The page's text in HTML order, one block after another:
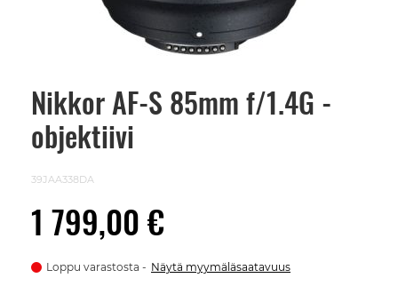
Nikkor AF-S 85mm f/1.4G -
objektiivi
39JAA338DA
1 799,00 €
Loppu varastosta Näytä myymäläsaatavuus
Skip
beginning
images